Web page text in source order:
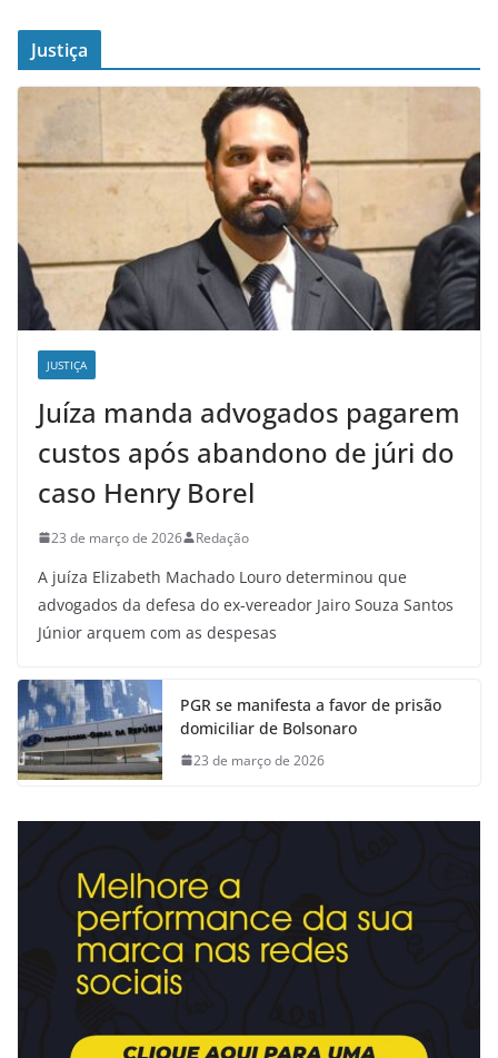
Justiça
JUSTIÇA
Juíza manda advogados pagarem
custos após abandono de júri do
caso Henry Borel
23 de março de 2026 Redação
A juíza Elizabeth Machado Louro determinou que
advogados da defesa do ex-vereador Jairo Souza Santos
Júnior arquem com as despesas
PGR se manifesta a favor de prisão
domiciliar de Bolsonaro
23 de março de 2026